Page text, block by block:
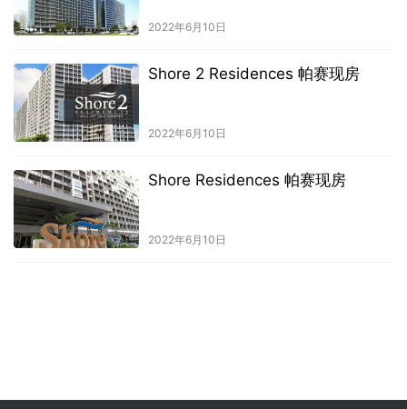
2022年6月10日
Shore 2 Residences 帕赛现房
2022年6月10日
Shore Residences 帕赛现房
2022年6月10日